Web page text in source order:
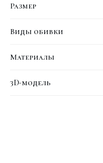
Размер
Виды обивки
Материалы
3D-модель